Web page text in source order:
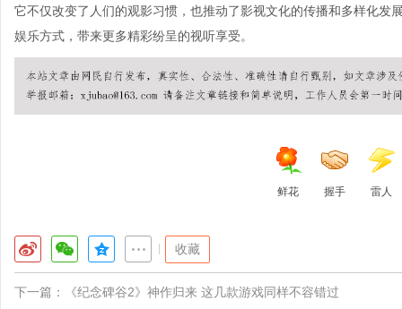
它不仅改变了人们的观影习惯，也推动了影视文化的传播和多样化发
娱乐方式，带来更多精彩纷呈的视听享受。
鲜花 握手 雷人
收藏
下一篇： 《纪念碑谷2》神作归来 这几款游戏同样不容错过